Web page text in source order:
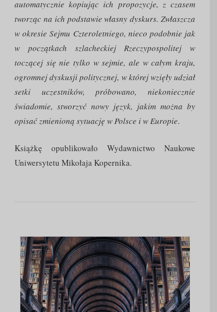
automatycznie kopiując ich propozycje, z czasem
tworząc na ich podstawie własny dyskurs. Zwłaszcza
w okresie Sejmu Czteroletniego, nieco podobnie jak
w początkach szlacheckiej Rzeczypospolitej w
toczącej się nie tylko w sejmie, ale w całym kraju,
ogromnej dyskusji politycznej, w której wzięły udział
setki uczestników, próbowano, niekoniecznie
świadomie, stworzyć nowy język, jakim można by
opisać zmienioną sytuację w Polsce i w Europie.
Książkę opublikowało Wydawnictwo Naukowe
Uniwersytetu Mikołaja Kopernika.